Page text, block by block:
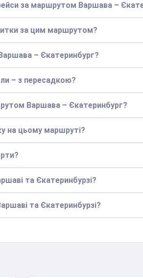
за маршрутом Варшава –
за цим маршрутом?
– Єкатеринбург?
– з пересадкою?
Варшава – Єкатеринбург?
на цьому маршруті?
та Єкатеринбурзі?
та Єкатеринбурзі?